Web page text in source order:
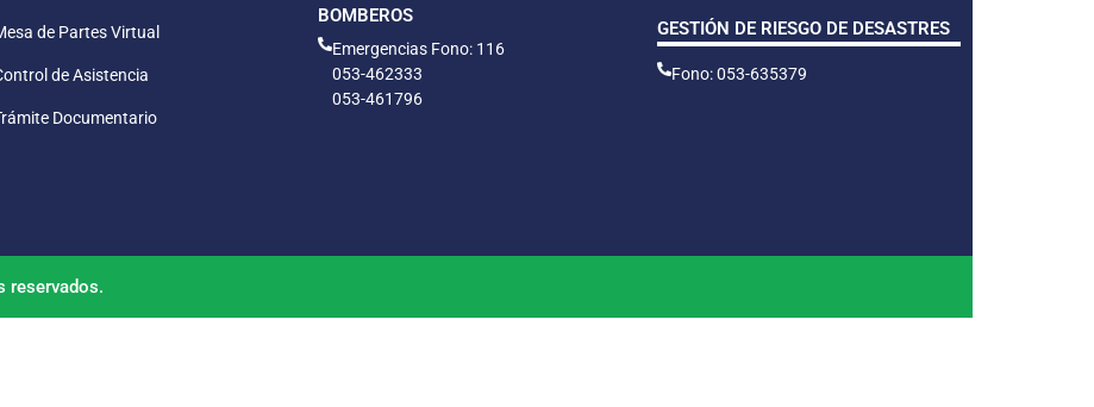
de Partes Virtual
de Asistencia
Documentario
BOMBEROS
Emergencias Fono: 116
053-462333
053-461796
GESTIÓN DE RIESGO DE DESASTRES
Fono: 053-635379
reservados.